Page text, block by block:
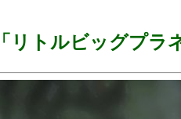
「リトルビッグプラ